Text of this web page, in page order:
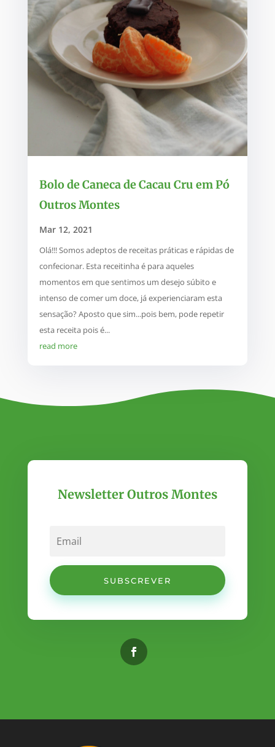
Bolo de Caneca de Cacau Cru em Pó
Outros Montes
Mar 12, 2021
Olá!!! Somos adeptos de receitas práticas e rápidas de
confecionar. Esta receitinha é para aqueles
momentos em que sentimos um desejo súbito e
intenso de comer um doce, já experienciaram esta
sensação? Aposto que sim...pois bem, pode repetir
esta receita pois é...
read more
Newsletter Outros Montes
SUBSCREVER